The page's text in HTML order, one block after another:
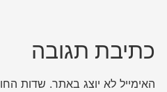
כתיבת תגובה
האימייל לא יוצג באתר. שדות